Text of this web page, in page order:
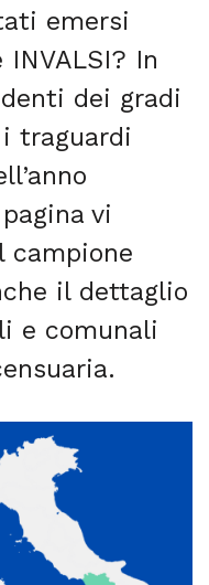
emersi
In
dei gradi
traguardi
vi
campione
il dettaglio
e comunali